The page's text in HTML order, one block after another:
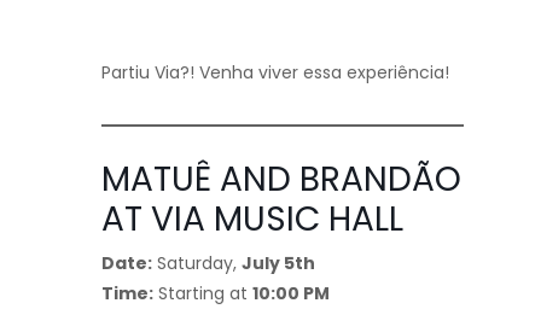
Partiu Via?! Venha viver essa experiência!
MATUÊ AND BRANDÃO
AT VIA MUSIC HALL
Date: Saturday, July 5th
Time: Starting at 10:00 PM